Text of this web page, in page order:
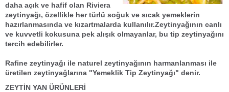
daha açık ve hafif olan Riviera
zeytinyağı, özellikle her türlü soğuk ve sıcak yemeklerin
hazırlanmasında ve kızartmalarda kullanılır.Zeytinyağının canlı
ve kuvvetli kokusuna pek alışık olmayanlar, bu tip zeytinyağını
tercih edebilirler.
Rafine zeytinyağı ile naturel zeytinyağının harmanlanması ile
üretilen zeytinyağlarına "Yemeklik Tip Zeytinyağı" denir.
ZEYTİN YAN ÜRÜNLERİ